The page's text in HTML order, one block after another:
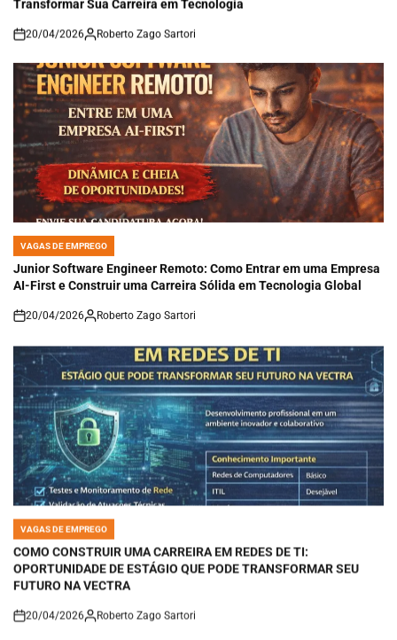
on
20/04/2026 Roberto Zago Sartori
POSTED
INJunior Software Engineer Remoto: Como Entrar em uma Empresa
AI-First e Construir uma Carreira Sólida em Tecnologia Global
on
20/04/2026 Roberto Zago Sartori
POSTED
IN
VAGAS DE EMPREGO
COMO CONSTRUIR UMA CARREIRA EM REDES DE TI:
OPORTUNIDADE DE ESTÁGIO QUE PODE TRANSFORMAR SEU
FUTURO NA VECTRA
on